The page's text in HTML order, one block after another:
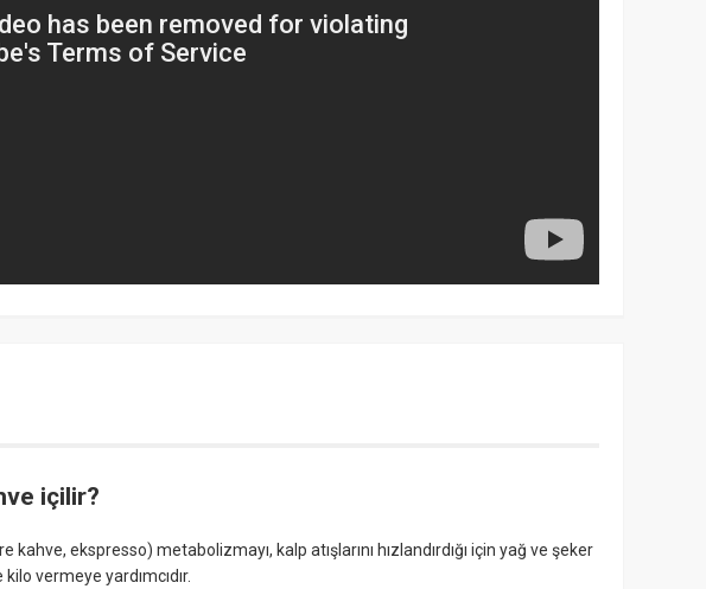
içilir?
ekspresso) metabolizmayı, kalp atışlarını hızlandırdığı için yağ ve şeker
vermeye yardımcıdır.